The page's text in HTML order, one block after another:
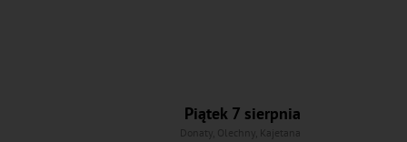
Piątek 7 sierpnia
Donaty, Olechny, Kajetana